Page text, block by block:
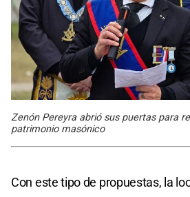
Zenón Pereyra abrió sus puertas para
patrimonio masónico
Con este tipo de propuestas, la